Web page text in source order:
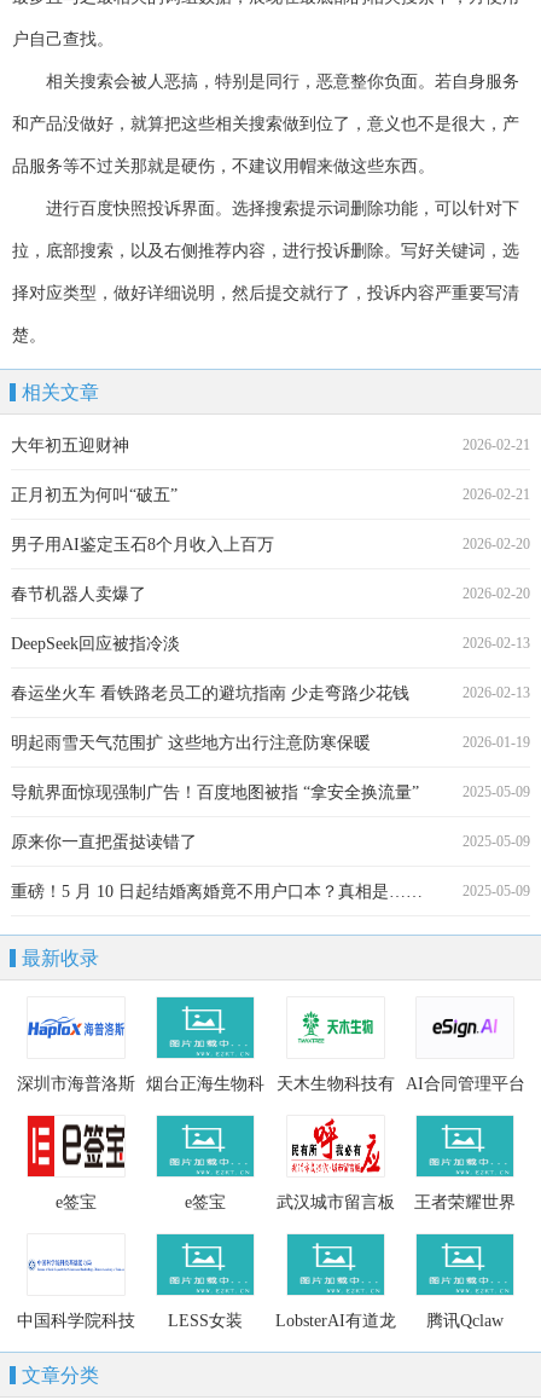
户自己查找。
相关搜索会被人恶搞，特别是同行，恶意整你负面。若自身服务
和产品没做好，就算把这些相关搜索做到位了，意义也不是很大，产
品服务等不过关那就是硬伤，不建议用帽来做这些东西。
进行百度快照投诉界面。选择搜索提示词删除功能，可以针对下
拉，底部搜索，以及右侧推荐内容，进行投诉删除。写好关键词，选
择对应类型，做好详细说明，然后提交就行了，投诉内容严重要写清
楚。
相关文章
2026-02-21
大年初五迎财神
2026-02-21
正月初五为何叫“破五”
2026-02-20
男子用AI鉴定玉石8个月收入上百万
2026-02-20
春节机器人卖爆了
2026-02-13
DeepSeek回应被指冷淡
2026-02-13
春运坐火车 看铁路老员工的避坑指南 少走弯路少花钱
2026-01-19
明起雨雪天气范围扩 这些地方出行注意防寒保暖
2025-05-09
导航界面惊现强制广告！百度地图被指 “拿安全换流量”
2025-05-09
原来你一直把蛋挞读错了
2025-05-09
重磅！5 月 10 日起结婚离婚竟不用户口本？真相是……
最新收录
深圳市海普洛斯
生物科技有限公
烟台正海生物科
技股份有限公司
天木生物科技有
限公司
AI合同管理平台
e签宝 e签宝 武汉城市留言板 王者荣耀世界
中国科学院科技
基础能力局
LESS女装 LobsterAI有道龙 腾讯Qclaw
文章分类